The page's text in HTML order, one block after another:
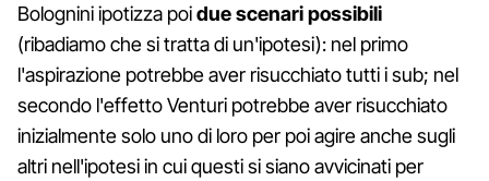
Bolognini ipotizza poidue scenari possibili
(ribadiamo che si tratta di un'ipotesi): nel primo
l'aspirazione potrebbe aver risucchiato tutti i sub; nel
secondo l'effetto Venturi potrebbe aver risucchiato
inizialmente solo uno di loro per poi agire anche sugli
altri nell'ipotesi in cui questi si siano avvicinati per